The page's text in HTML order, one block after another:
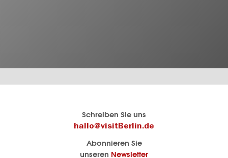
Schreiben Sie uns
hallo@visitBerlin.de
Abonnieren Sie
unseren Newsletter